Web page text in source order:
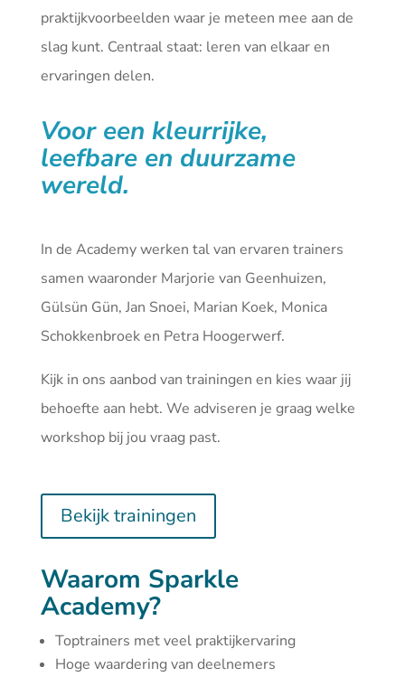
praktijkvoorbeelden waar je meteen mee aan de
slag kunt. Centraal staat: leren van elkaar en
ervaringen delen.
Voor een kleurrijke,
leefbare en duurzame
wereld.
In de Academy werken tal van ervaren trainers
samen waaronder Marjorie van Geenhuizen,
Gülsün Gün, Jan Snoei, Marian Koek, Monica
Schokkenbroek en Petra Hoogerwerf.
Kijk in ons aanbod van trainingen en kies waar jij
behoefte aan hebt. We adviseren je graag welke
workshop bij jou vraag past.
Bekijk trainingen
Waarom Sparkle
Academy?
Toptrainers met veel praktijkervaring
Hoge waardering van deelnemers